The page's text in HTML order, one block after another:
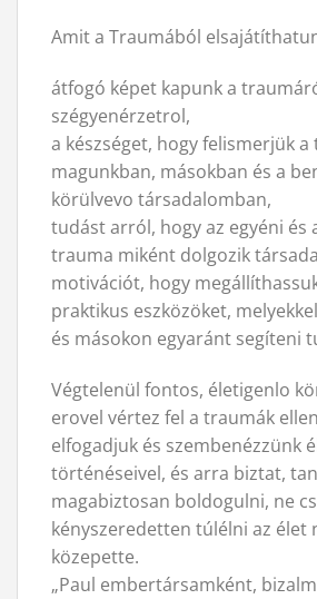
Amit a Traumából
átfogó képet kapunk a
szégyenérzetrol,
a készséget, hogy felismerjük
magunkban, másokban és a
körülvevo társadalomban,
tudást arról, hogy az egyéni és
trauma miként dolgozik
motivációt, hogy
praktikus eszközöket,
és másokon egyaránt segíteni
Végtelenül fontos, életigenlo
erovel vértez fel a traumák
elfogadjuk és szembenézzünk
történéseivel, és arra biztat,
magabiztosan boldogulni, ne
kényszeredetten túlélni az élet
közepette.
„Paul embertársamként,